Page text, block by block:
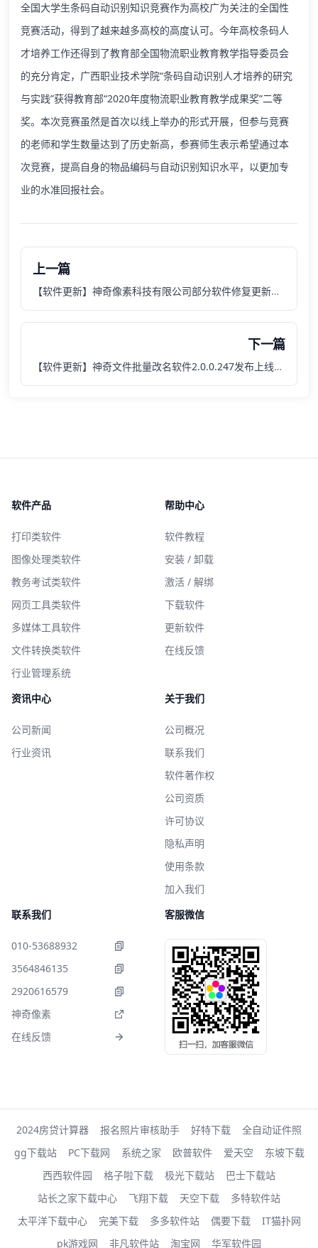
全国大学生条码自动识别知识竞赛作为高校广为关注的全国性
竞赛活动，得到了越来越多高校的高度认可。今年高校条码人
才培养工作还得到了教育部全国物流职业教育教学指导委员会
的充分肯定，广西职业技术学院“条码自动识别人才培养的研究
与实践”获得教育部“2020年度物流职业教育教学成果奖”二等
奖。本次竞赛虽然是首次以线上举办的形式开展，但参与竞赛
的老师和学生数量达到了历史新高，参赛师生表示希望通过本
次竞赛，提高自身的物品编码与自动识别知识水平，以更加专
业的水准回报社会。
上一篇
【软件更新】神奇像素科技有限公司部分软件修复更新，完善软件功能提高用户体验
下一篇
【软件更新】神奇文件批量改名软件2.0.0.247发布上线，新增两项功能
软件产品
打印类软件
图像处理类软件
教务考试类软件
网页工具类软件
多媒体工具软件
文件转换类软件
行业管理系统
帮助中心
软件教程
安装 / 卸载
激活 / 解绑
下载软件
更新软件
在线反馈
资讯中心
公司新闻
行业资讯
关于我们
公司概况
联系我们
软件著作权
公司资质
许可协议
隐私声明
使用条款
加入我们
联系我们
010-53688932
3564846135
2920616579
神奇像素
在线反馈
客服微信
2024房贷计算器 报名照片审核助手 好特下载
全自动证件照
gg下载站
PC下载网 系统之家 欧普软件 爱天空
东坡下载
西西软件园
格子啦下载 极光下载站
巴士下载站
站长之家下载中心
飞翔下载 天空下载
多特软件站
太平洋下载中心
完美下载 多多软件站 偶要下载
IT猫扑网
pk游戏网
非凡软件站 淘宝网 华军软件园